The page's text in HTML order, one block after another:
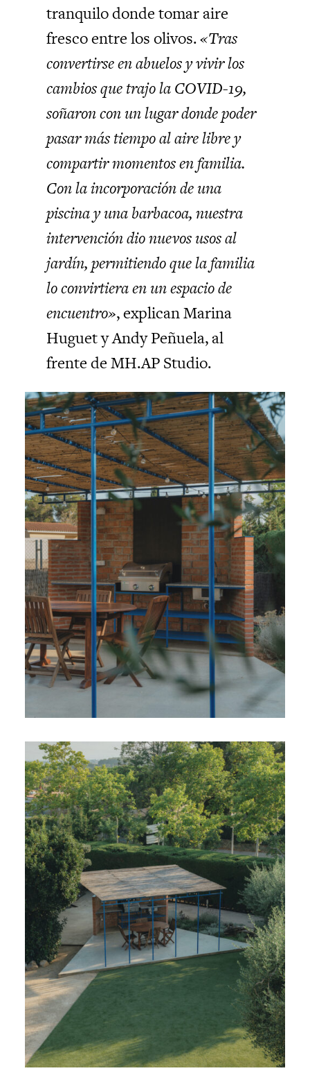
tranquilo donde tomar aire
fresco entre los olivos.«Tras
convertirse en abuelos y vivir los
cambios que trajo la COVID-19,
soñaron con un lugar donde poder
pasar más tiempo al aire libre y
compartir momentos en familia.
Con la incorporación de una
piscina y una barbacoa, nuestra
intervención dio nuevos usos al
jardín, permitiendo que la familia
lo convirtiera en un espacio de
encuentro», explican Marina
Huguet y Andy Peñuela, al
frente de MH.AP Studio.